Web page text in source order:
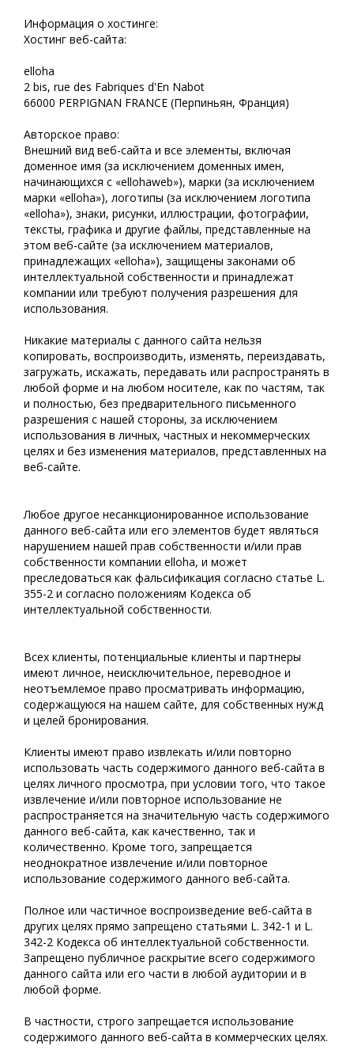
Информация о хостинге:
Хостинг веб-сайта:
elloha
2 bis, rue des Fabriques d'En Nabot
66000 PERPIGNAN FRANCE (Перпиньян, Франция)
Авторское право:
Внешний вид веб-сайта и все элементы, включая
доменное имя (за исключением доменных имен,
начинающихся с «ellohaweb»), марки (за исключением
марки «elloha»), логотипы (за исключением логотипа
«elloha»), знаки, рисунки, иллюстрации, фотографии,
тексты, графика и другие файлы, представленные на
этом веб-сайте (за исключением материалов,
принадлежащих «elloha»), защищены законами об
интеллектуальной собственности и принадлежат
компании или требуют получения разрешения для
использования.
Никакие материалы с данного сайта нельзя
копировать, воспроизводить, изменять, переиздавать,
загружать, искажать, передавать или распространять в
любой форме и на любом носителе, как по частям, так
и полностью, без предварительного письменного
разрешения с нашей стороны, за исключением
использования в личных, частных и некоммерческих
целях и без изменения материалов, представленных на
веб-сайте.
Любое другое несанкционированное использование
данного веб-сайта или его элементов будет являться
нарушением нашей прав собственности и/или прав
собственности компании elloha, и может
преследоваться как фальсификация согласно статье L.
355-2 и согласно положениям Кодекса об
интеллектуальной собственности.
Всех клиенты, потенциальные клиенты и партнеры
имеют личное, неисключительное, переводное и
неотъемлемое право просматривать информацию,
содержащуюся на нашем сайте, для собственных нужд
и целей бронирования.
Клиенты имеют право извлекать и/или повторно
использовать часть содержимого данного веб-сайта в
целях личного просмотра, при условии того, что такое
извлечение и/или повторное использование не
распространяется на значительную часть содержимого
данного веб-сайта, как качественно, так и
количественно. Кроме того, запрещается
неоднократное извлечение и/или повторное
использование содержимого данного веб-сайта.
Полное или частичное воспроизведение веб-сайта в
других целях прямо запрещено статьями L. 342-1 и L.
342-2 Кодекса об интеллектуальной собственности.
Запрещено публичное раскрытие всего содержимого
данного сайта или его части в любой аудитории и в
любой форме.
В частности, строго запрещается использование
содержимого данного веб-сайта в коммерческих целях.